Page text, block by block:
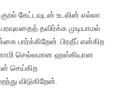
கேட்டவுடன் உடலின் எல்லா
தவிர்க்க முடியாமல்
பார்க்கிறேன். பிரதீப் என்கிற
செல்லமான ஹஸ்கியான
செய்கிற
விடுகிறேன்.